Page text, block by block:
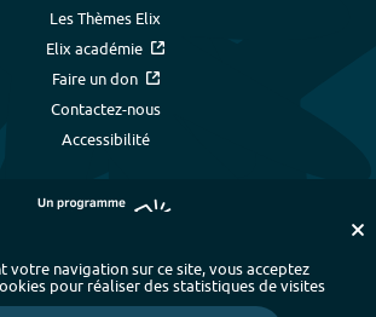
Les Thèmes Elix
Elix académie
Faire un don
Contactez-nous
Accessibilité
du site - Index alphabétique -
votre navigation sur ce site, vous acceptez
pour réaliser des statistiques de visites